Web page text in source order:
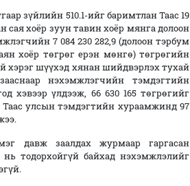
зүйлийн 510.1-ийг баримтлан Таас 19
сая хоёр зуун тавин хоёр мянга долоон
7 084 230 282,9 (долоон тэрбум
хоёр төгрөг ерэн мөнгө) төгрөгийн
хэрэг шүүхэд хянан шийдвэрлэх тухай
нэхэмжлэгчийн тэмдэгтийн
хэвээр үлдээж, 66 630 165 төгрөгийг
улсын тэмдэгтийн хураамжинд 97
давж заалдах журмаар гаргасан
тодорхойгүй байхад нэхэмжлэлийг